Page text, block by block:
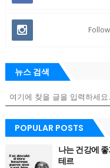
뉴스 검색
POPULAR POSTS
나는 건강에
테르